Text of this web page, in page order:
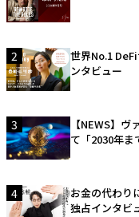
2
世界No.1
ンタビュー
3
【NEWS】
て「2030年
4
お金の代わり
独占インタビ